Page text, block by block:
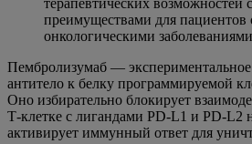
преимуществами для пациентов
онкологическими
Пембролизумаб —
антитело к белку программируемой
Оно избирательно блокирует
Т-клетке с лигандами PD-L1 и PD-L2
активирует иммунный ответ для